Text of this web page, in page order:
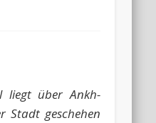
liegt über Ankh-
Stadt geschehen